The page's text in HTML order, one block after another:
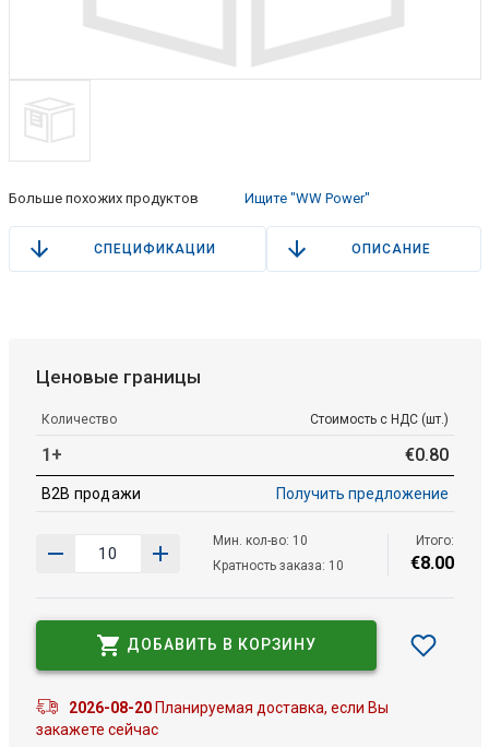
Больше похожих продуктов Ищите "WW Power"
СПЕЦИФИКАЦИИ ОПИСАНИЕ
Ценовые границы
Количество Стоимость с НДС (шт.)
1+ €0.80
B2B продажи Получить предложение
Мин. кол-во: 10
Кратность заказа: 10
Итого:
€8.00
ДОБАВИТЬ В КОРЗИНУ
2026-08-20Планируемая доставка, если Вы
закажете сейчас